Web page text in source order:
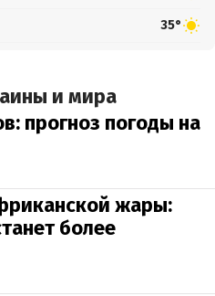
35°
и мира
прогноз погоды на
жары:
более